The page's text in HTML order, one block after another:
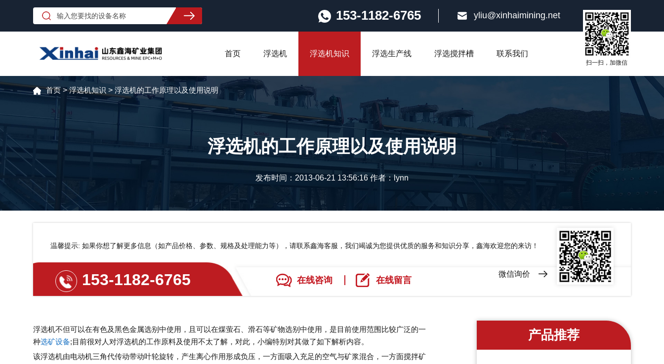
153-1182-6765 yliu@xinhaimining.net
扫一扫，加微信
首页 浮选机 浮选机知识 浮选生产线 浮选搅拌槽 联系我们
首页>浮选机知识 >浮选机的工作原理以及使用说明
浮选机的工作原理以及使用说明
发布时间：2013-06-21 13:56:16 作者：lynn
温馨提示: 如果你想了解更多信息（如产品价格、参数、规格及处理能力等），请联系鑫海客服，我们竭诚为您提供优质的服务和知识分享，鑫海欢迎您的来访！
153-1182-6765 在线咨询 在线留言
微信询价
浮选机不但可以在有色及黑色金属选别中使用，且可以在煤萤石、滑石等矿物选别中使用，是目前使用范围比较广泛的一
种选矿设备;目前很对人对浮选机的工作原料及使用不太了解，对此，小编特别对其做了如下解析内容。
该浮选机由电动机三角代传动带动叶轮旋转，产生离心作用形成负压，一方面吸入充足的空气与矿浆混合，一方面搅拌矿
产品推荐